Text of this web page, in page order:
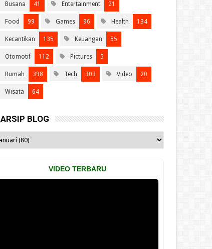
Busana 41 Entertainment 21
Food 99 Games 96 Health 134
Kecantikan 135 Keuangan 55
Otomotif 112 Pictures 5
Rumah 398 Tech 303 Video 20
Wisata 64
ARSIP BLOG
VIDEO TERBARU